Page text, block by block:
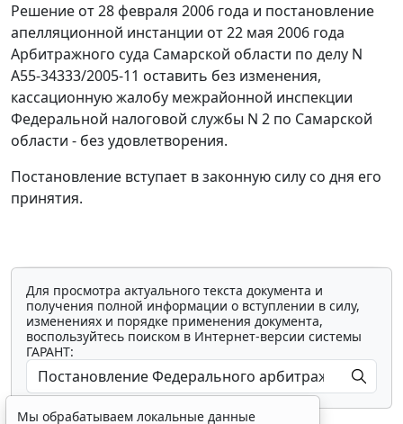
Решение от 28 февраля 2006 года и постановление
апелляционной инстанции от 22 мая 2006 года
Арбитражного суда Самарской области по делу N
А55-34333/2005-11 оставить без изменения,
кассационную жалобу межрайонной инспекции
Федеральной налоговой службы N 2 по Самарской
области - без удовлетворения.
Постановление вступает в законную силу со дня его
принятия.
Для просмотра актуального текста документа и
получения полной информации о вступлении в силу,
изменениях и порядке применения документа,
воспользуйтесь поиском в Интернет-версии системы
ГАРАНТ:
Мы обрабатываем локальные данные